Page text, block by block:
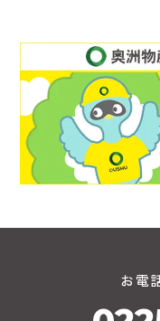
お電